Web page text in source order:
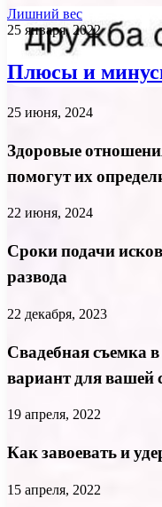
Лишний вес
25 января, 2022
Плюсы и
25 июня, 2024
Здоровые
помогут их
22 июня, 2024
Сроки подачи
развода
22 декабря, 2023
Свадебная съемка
вариант для вашей
19 апреля, 2022
Как завоевать и
15 апреля, 2022